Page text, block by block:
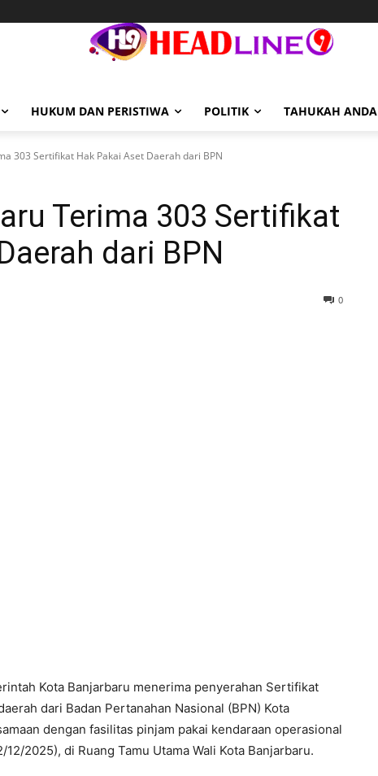
HUKUM DAN PERISTIWA POLITIK TAHUKAH ANDA
303 Sertifikat Hak Pakai Aset Daerah dari BPN
Terima 303 Sertifikat
dari BPN
0
Kota Banjarbaru menerima penyerahan Sertifikat
dari Badan Pertanahan Nasional (BPN) Kota
dengan fasilitas pinjam pakai kendaraan operasional
2025), di Ruang Tamu Utama Wali Kota Banjarbaru.